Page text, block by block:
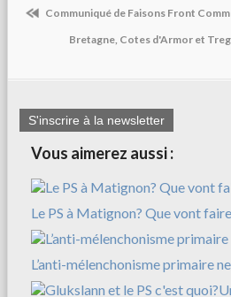
Communiqué de Faisons Front
Bretagne, Cotes d'Armor et
S'inscrire à la newsletter
Vous aimerez aussi :
Le PS à Matignon? Que vont
L’anti-mélenchonisme primaire